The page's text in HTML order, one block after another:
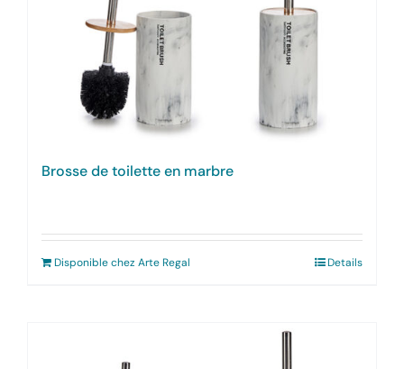
Brosse de toilette en marbre
Disponible chez Arte Regal Details